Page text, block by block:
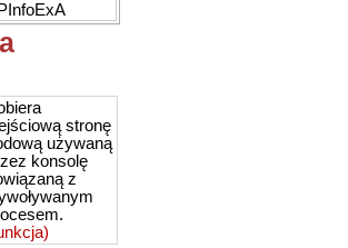
stronę
używaną
konsolę
z